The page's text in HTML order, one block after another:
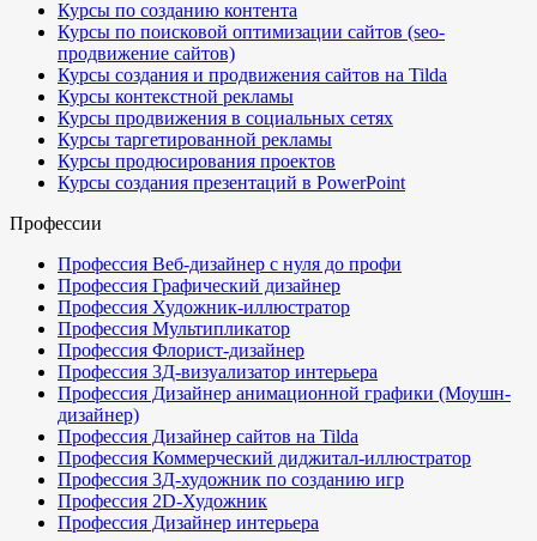
Курсы по созданию контента
Курсы по поисковой оптимизации сайтов (seo-
продвижение сайтов)
Курсы создания и продвижения сайтов на Tilda
Курсы контекстной рекламы
Курсы продвижения в социальных сетях
Курсы таргетированной рекламы
Курсы продюсирования проектов
Курсы создания презентаций в PowerPoint
Профессии
Профессия Веб-дизайнер с нуля до профи
Профессия Графический дизайнер
Профессия Художник-иллюстратор
Профессия Мультипликатор
Профессия Флорист-дизайнер
Профессия 3Д-визуализатор интерьера
Профессия Дизайнер анимационной графики (Моушн-
дизайнер)
Профессия Дизайнер сайтов на Tilda
Профессия Коммерческий диджитал-иллюстратор
Профессия 3Д-художник по созданию игр
Профессия 2D-Художник
Профессия Дизайнер интерьера